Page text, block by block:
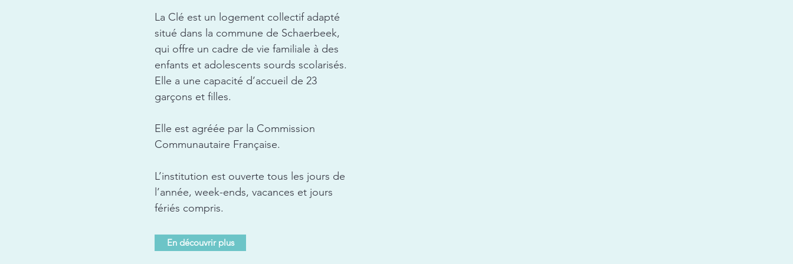
La Clé est un logement collectif adapté
situé dans la commune de Schaerbeek,
qui offre un cadre de vie familiale à des
enfants et adolescents sourds scolarisés.
Elle a une capacité d’accueil de 23
garçons et filles.
Elle est agréée par la Commission
Communautaire Française.
L’institution est ouverte tous les jours de
l’année, week-ends, vacances et jours
fériés compris.
En découvrir plus